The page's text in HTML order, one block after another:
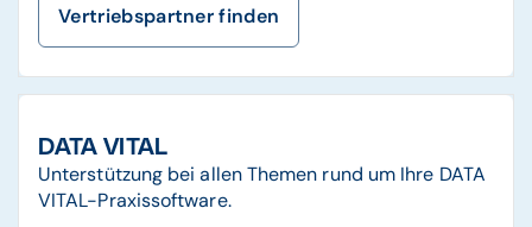
Vertriebspartner finden
DATA VITAL
Unterstützung bei allen Themen rund um Ihre DATA
VITAL-Praxissoftware.